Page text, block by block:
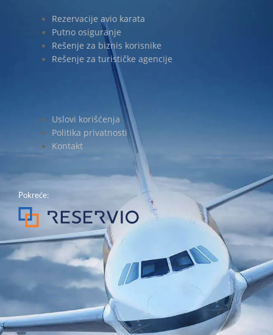
Rezervacije avio karata
Putno osiguranje
Rešenje za biznis korisnike
Rešenje za turističke agencije
Uslovi korišćenja
Politika privatnosti
Kontakt
Pokreće: